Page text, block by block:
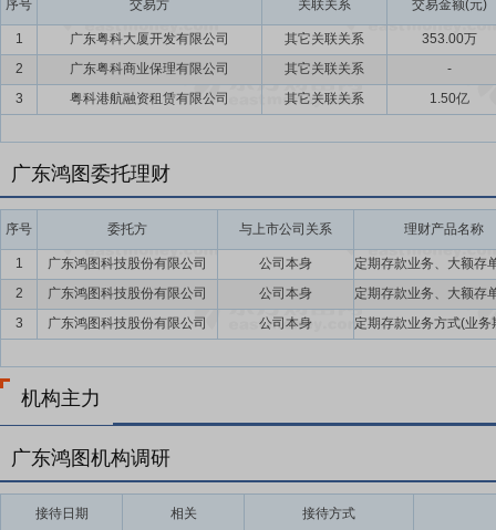
序号 交易方 关联关系 交易金额(元)
1 广东粤科大厦开发有限公司 其它关联关系
353.00万
2
广东粤科商业保理有限公司 其它关联关系
-
3
粤科港航融资租赁有限公司 其它关联关系 1.50亿
广东鸿图委托理财
序号 委托方 与上市公司关系 理财产品名称
1 广东鸿图科技股份有限公司
公司本身
2
广东鸿图科技股份有限公司
公司本身
3
广东鸿图科技股份有限公司 公司本身
机构主力
广东鸿图机构调研
接待日期 相关 接待方式